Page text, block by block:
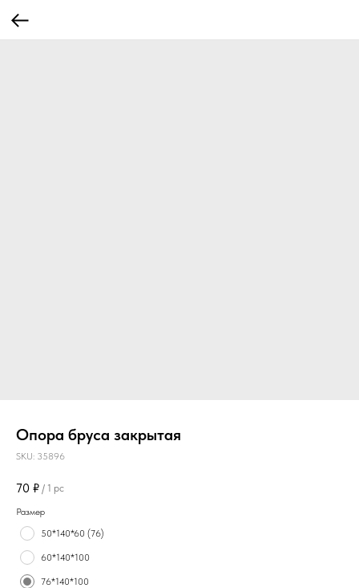
Опора бруса закрытая
SKU: 35896
70 ₽ / 1 pc
Размер
50*140*60 (76)
60*140*100
76*140*100